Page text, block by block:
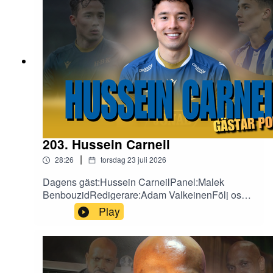
203. Hussein Carneil
28:26 | torsdag 23 juli 2026
Dagens gäst:Hussein CarneilPanel:Malek
BenbouzidRedigerare:Adam ValkeinenFölj oss
på sociala medier!X:
https://x.com/fotbollefotbollInstagram:
https://www.instagram.com/fotbollarfotboll/TikTok
: https://www.tiktok.com/@fotbollarfotboll
Play